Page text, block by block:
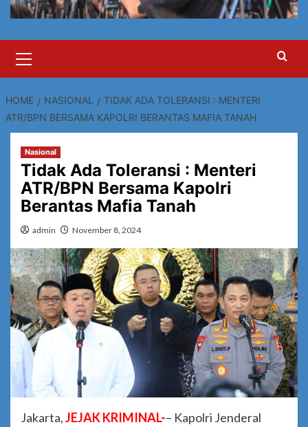
Menu
HOME NASIONAL
TIDAK ADA TOLERANSI : MENTERI
ATR/BPN BERSAMA KAPOLRI BERANTAS MAFIA TANAH
Nasional
Tidak Ada Toleransi : Menteri
ATR/BPN Bersama Kapolri
Berantas Mafia Tanah
admin November 8, 2024
Jakarta,JEJAK KRIMINAL-– Kapolri Jenderal